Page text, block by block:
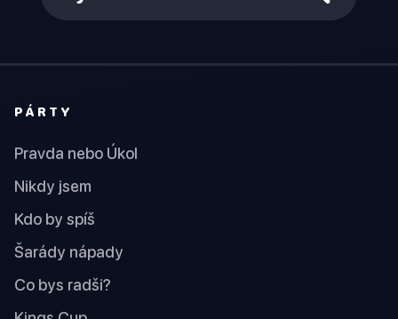
PÁRTY
Pravda nebo Úkol
Nikdy jsem
Kdo by spíš
Šarády nápady
Co bys radši?